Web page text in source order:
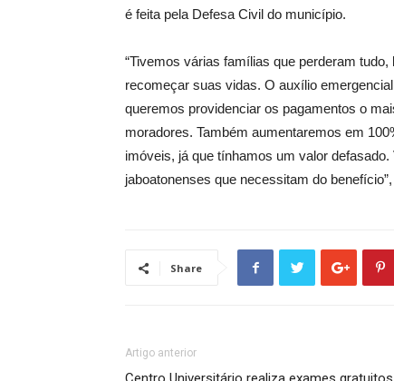
é feita pela Defesa Civil do município.
“Tivemos várias famílias que perderam
recomeçar suas vidas. O auxílio
queremos providenciar os pagamentos o
moradores. Também aumentaremos em
imóveis, já que tínhamos um valor
jaboatonenses que necessitam do
Share
Artigo anterior